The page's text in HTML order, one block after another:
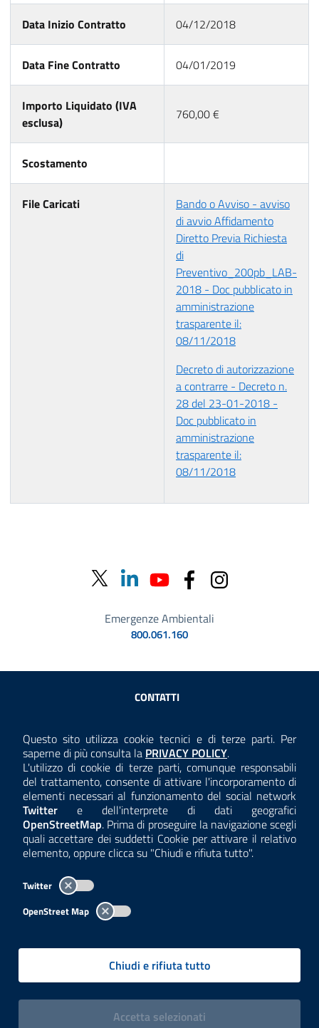
Questo sito utilizza cookie tecnici e di terze parti. Per
saperne di più consulta la Consulta la
PRIVACY POLICY.
L'utilizzo di cookie di terze parti, comunque responsabili
del trattamento, consente di attivare l'incorporamento di
elementi necessari al funzionamento del social network
Twitter e dell'interprete di dati geografici
OpenStreetMap. Prima di proseguire la navigazione scegli
quali accettare dei suddetti Cookie per attivare il relativo
elemento, oppure clicca su "Chiudi e rifiuta tutto".
Twitter
OpenStreet Map
Chiudi e rifiuta tutto
Accettai cookies
selezionati
Data Inizio Contratto 04/12/2018
Data Fine Contratto 04/01/2019
Importo Liquidato (IVA
esclusa)
760,00 €
Scostamento
File Caricati
Bando o Avviso - avviso
di avvio Affidamento
Diretto Previa Richiesta
di
Preventivo_200pb_LAB-
2018 - Doc pubblicato in
amministrazione
trasparente il:
08/11/2018
Decreto di autorizzazione
a contrarre - Decreto n.
28 del 23-01-2018 -
Doc pubblicato in
amministrazione
trasparente il:
08/11/2018
Emergenze Ambientali
800.061.160
Sezione Link Utili
CONTATTI
ANTICORRUZIONE
ACCESSIBILITÀ
COOKIE E PRIVACY
TEMI A-Z
Per l'utilizzo del logo e dei dati fare riferimento al regolamento
consultabile aquesta pagina
P.IVA: 13015060158 | CUU-PA: UFCPQZ